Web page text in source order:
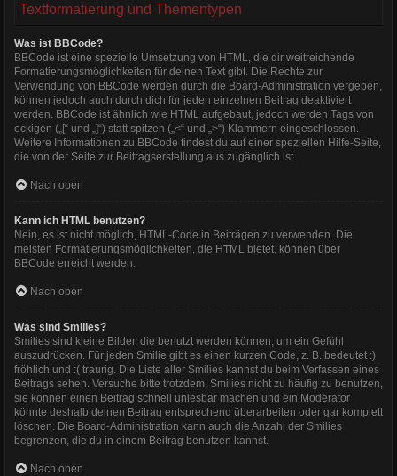
Textformatierung und Thementypen
Was ist BBCode?
BBCode ist eine spezielle Umsetzung von HTML, die dir weitreichende
Formatierungsmöglichkeiten für deinen Text gibt. Die Rechte zur
Verwendung von BBCode werden durch die Board-Administration vergeben,
können jedoch auch durch dich für jeden einzelnen Beitrag deaktiviert
werden. BBCode ist ähnlich wie HTML aufgebaut, jedoch werden Tags von
eckigen („[“ und „]“) statt spitzen („<“ und „>“) Klammern eingeschlossen.
Weitere Informationen zu BBCode findest du auf einer speziellen Hilfe-Seite,
die von der Seite zur Beitragserstellung aus zugänglich ist.
Nach oben
Kann ich HTML benutzen?
Nein, es ist nicht möglich, HTML-Code in Beiträgen zu verwenden. Die
meisten Formatierungsmöglichkeiten, die HTML bietet, können über
BBCode erreicht werden.
Nach oben
Was sind Smilies?
Smilies sind kleine Bilder, die benutzt werden können, um ein Gefühl
auszudrücken. Für jeden Smilie gibt es einen kurzen Code, z. B. bedeutet :)
fröhlich und :( traurig. Die Liste aller Smilies kannst du beim Verfassen eines
Beitrags sehen. Versuche bitte trotzdem, Smilies nicht zu häufig zu benutzen,
sie können einen Beitrag schnell unlesbar machen und ein Moderator
könnte deshalb deinen Beitrag entsprechend überarbeiten oder gar komplett
löschen. Die Board-Administration kann auch die Anzahl der Smilies
begrenzen, die du in einem Beitrag benutzen kannst.
Nach oben